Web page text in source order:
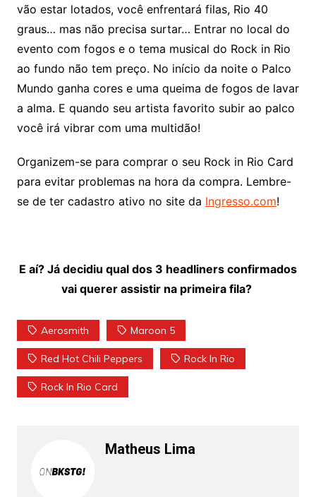
vão estar lotados, você enfrentará filas, Rio 40
graus… mas não precisa surtar… Entrar no local do
evento com fogos e o tema musical do Rock in Rio
ao fundo não tem preço. No início da noite o Palco
Mundo ganha cores e uma queima de fogos de lavar
a alma. E quando seu artista favorito subir ao palco
você irá vibrar com uma multidão!
Organizem-se para comprar o seu Rock in Rio Card
para evitar problemas na hora da compra. Lembre-
se de ter cadastro ativo no site da Ingresso.com!
E aí? Já decidiu qual dos 3 headliners confirmados
vai querer assistir na primeira fila?
Aerosmith Maroon 5
Red Hot Chili Peppers Rock In Rio
Rock In Rio Card
Matheus Lima